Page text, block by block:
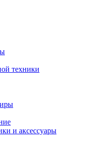
техники
и аксессуары